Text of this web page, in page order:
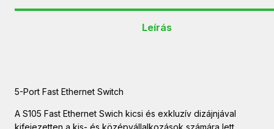
Leírás
5-Port Fast Ethernet Switch
A S105 Fast Ethernet Swich kicsi és exkluzív dizájnjával
kifejezetten a kis- és középvállalkozások számára lett